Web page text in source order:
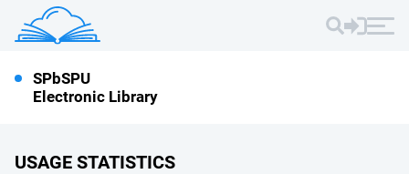
SPbSPU
Electronic Library
USAGE STATISTICS